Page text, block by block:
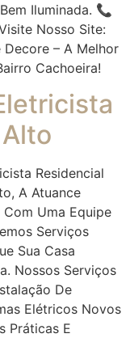
Iluminada. 📞
Nosso Site:
– A Melhor
Cachoeira!
Residencial
A Atuance
Uma Equipe
Serviços
Sua Casa
Nossos Serviços
De
Elétricos Novos
Práticas E